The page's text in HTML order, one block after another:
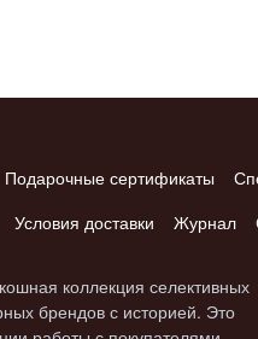
Подарочные сертификаты
Условия доставки Журнал
коллекция селективных
брендов с историей. Это